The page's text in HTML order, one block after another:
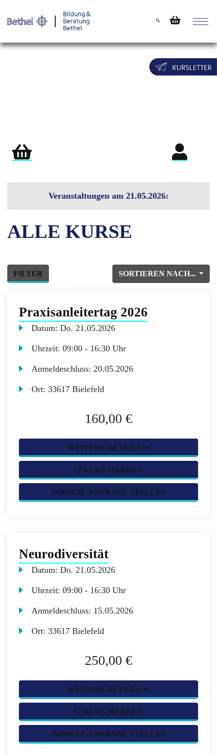
Veranstaltungen am 21.05.2026:
ALLE KURSE
SORTIEREN NACH...
FILTER
Praxisanleitertag 2026
Datum:Do. 21.05.2026
Uhrzeit:09:00 - 16:30 Uhr
Anmeldeschluss:20.05.2026
Ort:33617 Bielefeld
160,00 €
WEITERE DETAILS ➞
KURS MERKEN
INHOUSE-ANFRAGE STELLEN
Neurodiversität
Datum:Do. 21.05.2026
Uhrzeit:09:00 - 16:30 Uhr
Anmeldeschluss: 15.05.2026
Ort:33617 Bielefeld
250,00 €
WEITERE DETAILS ➞
KURS MERKEN
INHOUSE-ANFRAGE STELLEN